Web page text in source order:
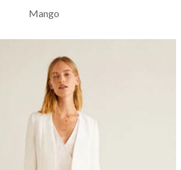
Mango